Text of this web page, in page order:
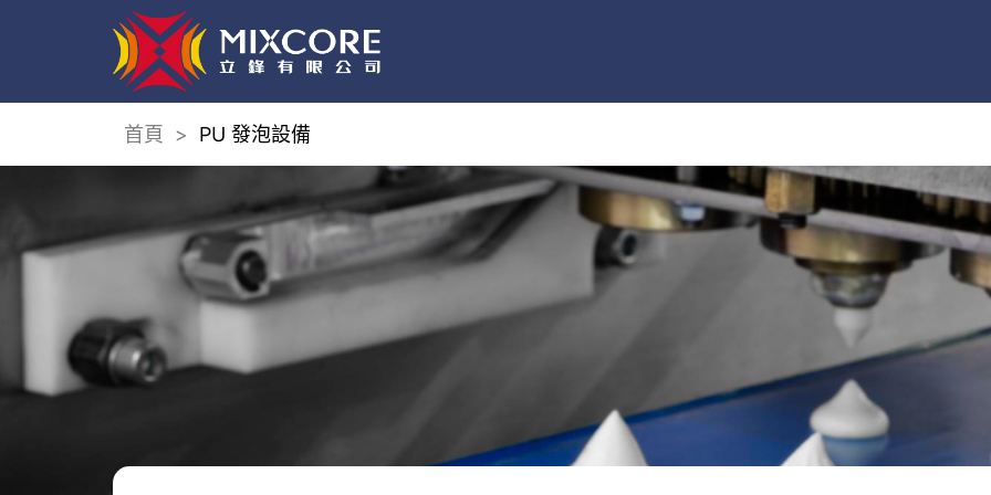
首頁 > PU 發泡設備